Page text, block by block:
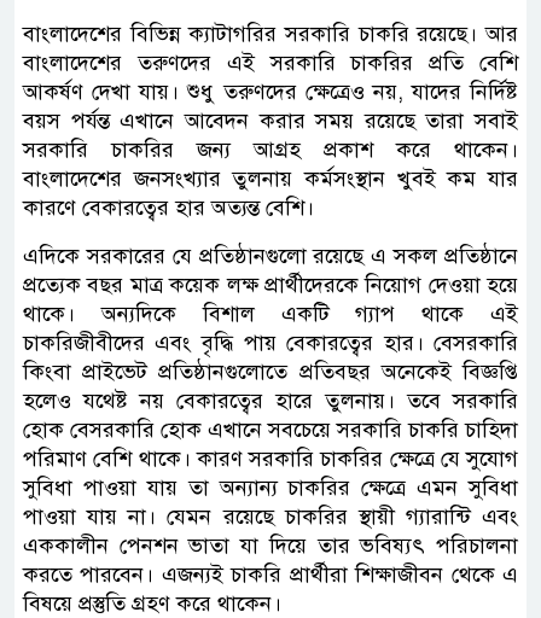
বাংলাদেশের বিভিন্ন ক্যাটাগরির সরকারি চাকরি রয়েছে। আর
বাংলাদেশের তরুণদের এই সরকারি চাকরির প্রতি বেশি
আকর্ষণ দেখা যায়। শুধু তরুণদের ক্ষেত্রেও নয়,‌ যাদের নির্দিষ্ট
বয়স পর্যন্ত এখানে আবেদন করার সময় রয়েছে তারা সবাই
সরকারি চাকরির জন্য আগ্রহ প্রকাশ করে থাকেন।
বাংলাদেশের জনসংখ্যার তুলনায় কর্মসংস্থান খুবই কম যার
কারণে বেকারত্বের হার অত্যন্ত বেশি।
এদিকে সরকারের যে প্রতিষ্ঠানগুলো রয়েছে এ সকল প্রতিষ্ঠানে
প্রত্যেক বছর মাত্র কয়েক লক্ষ প্রার্থীদেরকে নিয়োগ দেওয়া হয়ে
থাকে। অন্যদিকে বিশাল একটি গ্যাপ থাকে এই
চাকরিজীবীদের এবং বৃদ্ধি পায় বেকারত্বের হার। বেসরকারি
কিংবা প্রাইভেট প্রতিষ্ঠানগুলোতে প্রতিবছর অনেকেই বিজ্ঞপ্তি
হলেও যথেষ্ট নয় বেকারত্বের হারে তুলনায়। তবে সরকারি
হোক বেসরকারি হোক এখানে সবচেয়ে সরকারি চাকরি চাহিদা
পরিমাণ বেশি থাকে। কারণ সরকারি চাকরির ক্ষেত্রে যে সুযোগ
সুবিধা পাওয়া যায় তা অন্যান্য চাকরির ক্ষেত্রে এমন সুবিধা
পাওয়া যায় না। যেমন রয়েছে চাকরির স্থায়ী গ্যারান্টি এবং
এককালীন পেনশন ভাতা যা দিয়ে তার ভবিষ্যৎ পরিচালনা
করতে পারবেন। এজন্যই চাকরি প্রার্থীরা শিক্ষাজীবন থেকে এ
বিষয়ে প্রস্তুতি গ্রহণ করে থাকেন।